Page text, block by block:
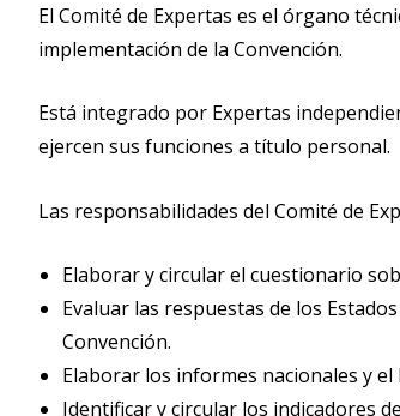
El Comité de Expertas es el órgano
implementación de la Convención.
Está integrado por Expertas
ejercen sus funciones a título personal.
Las responsabilidades del Comité de
Elaborar y circular el cuestionario
Evaluar las respuestas de los
Convención.
Elaborar los informes nacionales y
Identificar y circular los indicadores